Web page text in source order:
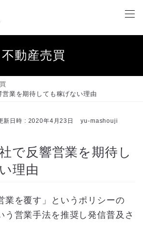
不動産売買
業を期待しても稼げない理由
新日時 : 2020年4月23日 yu-mashouji
で反響営業を期待し
理由
業を覆す」というポリシーの
う営業手法を推奨し発信普及さ